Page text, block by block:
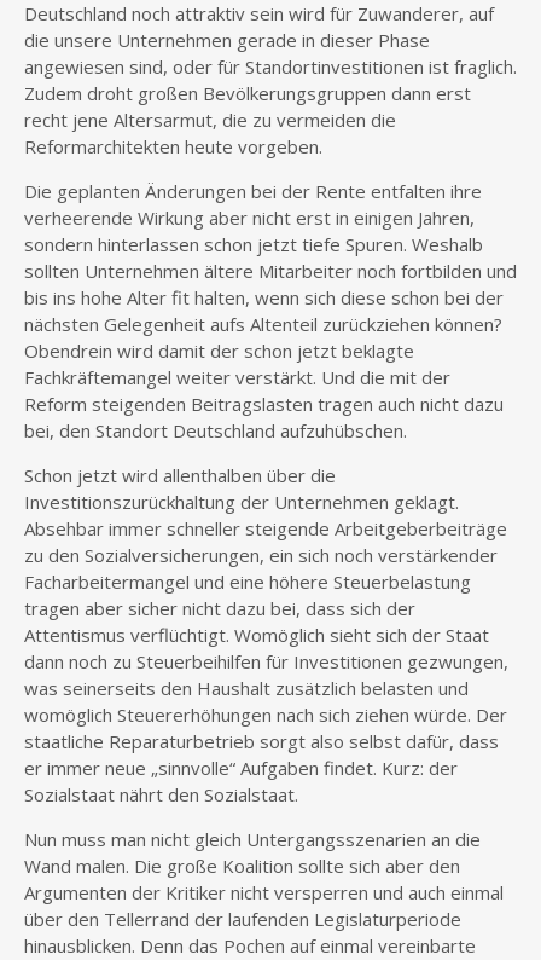
Deutschland noch attraktiv sein wird für Zuwanderer, auf
die unsere Unternehmen gerade in dieser Phase
angewiesen sind, oder für Standortinvestitionen ist fraglich.
Zudem droht großen Bevölkerungsgruppen dann erst
recht jene Altersarmut, die zu vermeiden die
Reformarchitekten heute vorgeben.
Die geplanten Änderungen bei der Rente entfalten ihre
verheerende Wirkung aber nicht erst in einigen Jahren,
sondern hinterlassen schon jetzt tiefe Spuren. Weshalb
sollten Unternehmen ältere Mitarbeiter noch fortbilden und
bis ins hohe Alter fit halten, wenn sich diese schon bei der
nächsten Gelegenheit aufs Altenteil zurückziehen können?
Obendrein wird damit der schon jetzt beklagte
Fachkräftemangel weiter verstärkt. Und die mit der
Reform steigenden Beitragslasten tragen auch nicht dazu
bei, den Standort Deutschland aufzuhübschen.
Schon jetzt wird allenthalben über die
Investitionszurückhaltung der Unternehmen geklagt.
Absehbar immer schneller steigende Arbeitgeberbeiträge
zu den Sozialversicherungen, ein sich noch verstärkender
Facharbeitermangel und eine höhere Steuerbelastung
tragen aber sicher nicht dazu bei, dass sich der
Attentismus verflüchtigt. Womöglich sieht sich der Staat
dann noch zu Steuerbeihilfen für Investitionen gezwungen,
was seinerseits den Haushalt zusätzlich belasten und
womöglich Steuererhöhungen nach sich ziehen würde. Der
staatliche Reparaturbetrieb sorgt also selbst dafür, dass
er immer neue „sinnvolle“ Aufgaben findet. Kurz: der
Sozialstaat nährt den Sozialstaat.
Nun muss man nicht gleich Untergangsszenarien an die
Wand malen. Die große Koalition sollte sich aber den
Argumenten der Kritiker nicht versperren und auch einmal
über den Tellerrand der laufenden Legislaturperiode
hinausblicken. Denn das Pochen auf einmal vereinbarte